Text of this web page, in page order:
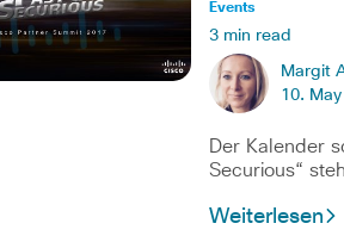
Events
3 min read
Margit
10.
Der Kalender
Securious“
Weiterlesen